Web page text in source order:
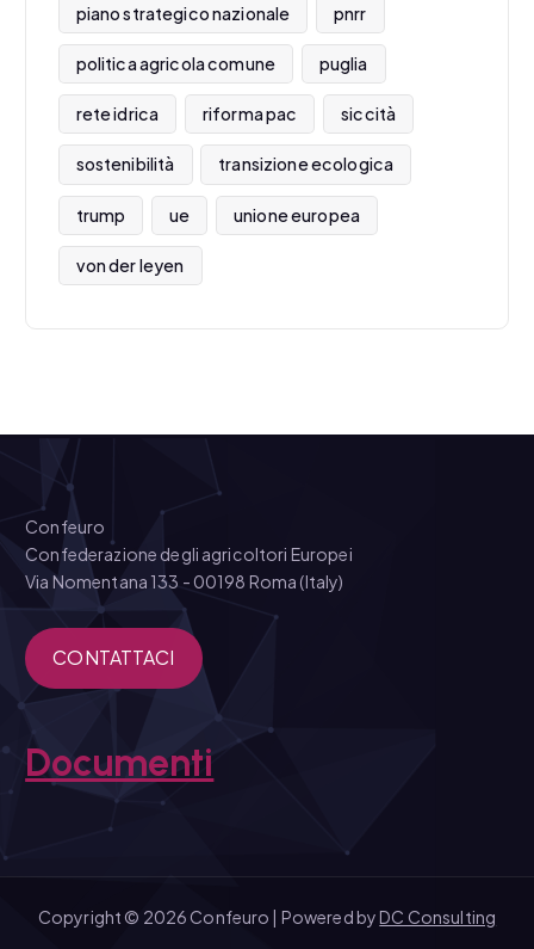
piano strategico nazionale pnrr
politica agricola comune puglia
rete idrica riforma pac siccità
sostenibilità transizione ecologica
trump ue unione europea
von der leyen
Confeuro
Confederazione degli agricoltori Europei
Via Nomentana 133 - 00198 Roma (Italy)
CONTATTACI
Documenti
Copyright © 2026 Confeuro | Powered byDC Consulting